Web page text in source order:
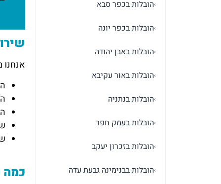
›הובלות בכפר סבא
›הובלות בכפר יונה
›הובלות באבן יהודה
›הובלות באור עקיבא
›הובלות בנתניה
›הובלות בעמק חפר
›הובלות בזכרון יעקב
›הובלות בבנימינה גבעת עדה
אנחנו
כמה